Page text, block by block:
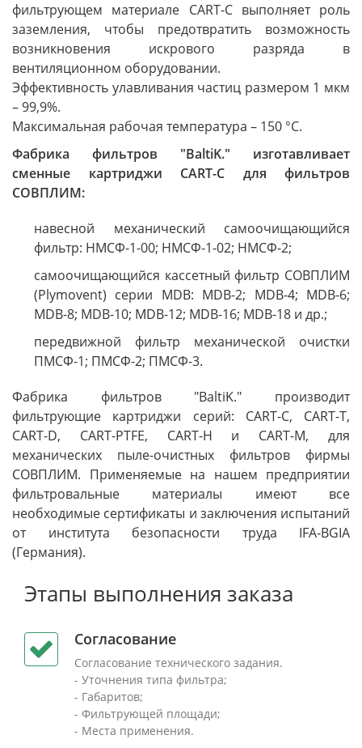
фильтрующем материале CART-C выполняет роль
заземления, чтобы предотвратить возможность
возникновения искрового разряда в
вентиляционном оборудовании.
Эффективность улавливания частиц размером 1 мкм
– 99,9%.
Максимальная рабочая температура – 150 °C.
Фабрика фильтров "BaltiK." изготавливает
сменные картриджи CART-С для фильтров
СОВПЛИМ:
навесной механический самоочищающийся
фильтр: НМСФ-1-00; НМСФ-1-02; НМСФ-2;
самоочищающийся кассетный фильтр СОВПЛИМ
(Plymovent) серии MDB: MDB-2; MDB-4; MDB-6;
MDB-8; MDB-10; MDB-12; MDB-16; MDB-18 и др.;
передвижной фильтр механической очистки
ПМСФ-1; ПМСФ-2; ПМСФ-3.
Фабрика фильтров "BaltiK." производит
фильтрующие картриджи серий: CART-C, CART-T,
CART-D, CART-PTFE, CART-H и CART-M, для
механических пыле-очистных фильтров фирмы
СОВПЛИМ. Применяемые на нашем предприятии
фильтровальные материалы имеют все
необходимые сертификаты и заключения испытаний
от института безопасности труда IFA-BGIA
(Германия).
Этапы выполнения заказа
Согласование
Согласование технического задания.
- Уточнения типа фильтра;
- Габаритов;
- Фильтрующей площади;
- Места применения.